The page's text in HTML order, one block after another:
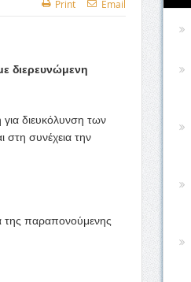
Print Email
διερευνώμενη
διευκόλυνση των
στη συνέχεια την
της παραπονούμενης